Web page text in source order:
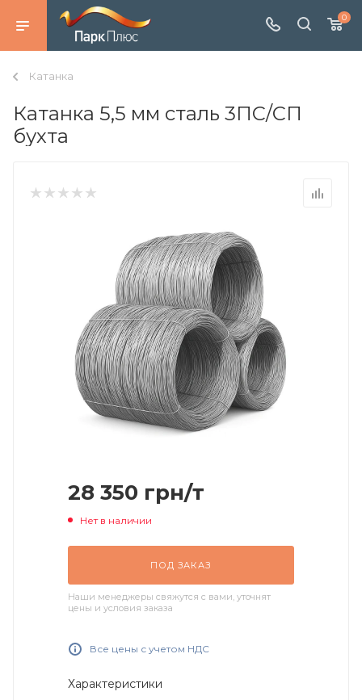
0
Катанка
Катанка 5,5 мм сталь 3ПС/СП
бухта
28 350 грн/т
Нет в наличии
ПОД ЗАКАЗ
Наши менеджеры свяжутся с вами, уточнят
цены и условия заказа
Все цены с учетом НДС
Характеристики